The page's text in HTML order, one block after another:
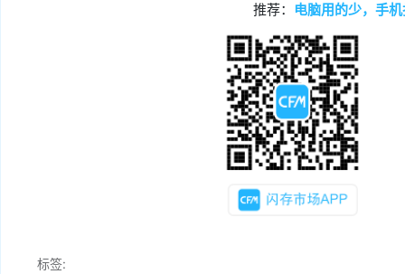
推荐： 电脑用的少，手
标签: